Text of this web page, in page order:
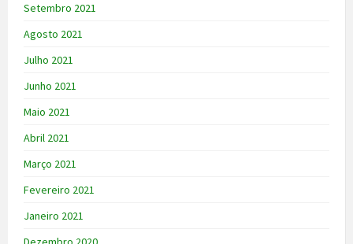
Setembro 2021
Agosto 2021
Julho 2021
Junho 2021
Maio 2021
Abril 2021
Março 2021
Fevereiro 2021
Janeiro 2021